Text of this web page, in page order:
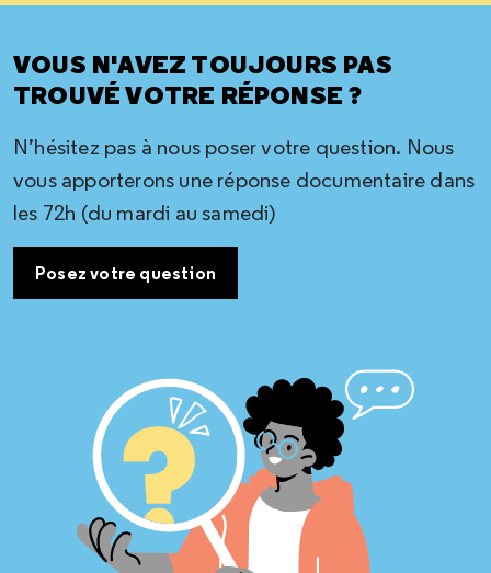
VOUS N'AVEZ TOUJOURS PAS
TROUVÉ VOTRE RÉPONSE ?
N’hésitez pas à nous poser votre question. Nous
vous apporterons une réponse documentaire dans
les 72h (du mardi au samedi)
Posez votre question